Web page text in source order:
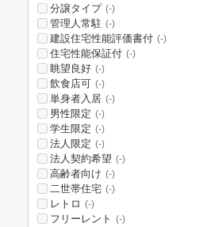
分譲タイプ (-)
管理人常駐 (-)
建設住宅性能評価書付 (-)
住宅性能保証付 (-)
眺望良好 (-)
飲食店可 (-)
単身者入居 (-)
男性限定 (-)
学生限定 (-)
法人限定 (-)
法人契約希望 (-)
高齢者向け (-)
二世帯住宅 (-)
レトロ (-)
フリーレント (-)